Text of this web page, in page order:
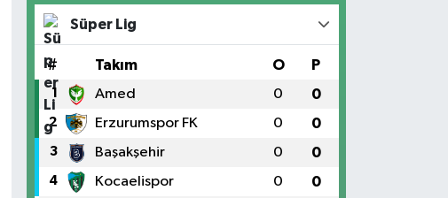
Süper Lig
# Takım O P
1 Amed 0 0
2 Erzurumspor FK 0 0
3 Başakşehir 0 0
4 Kocaelispor 0 0